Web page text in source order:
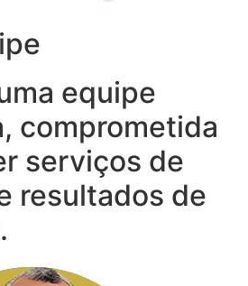
equipe
comprometida
serviços de
resultados de